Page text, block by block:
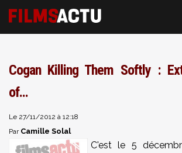
Cogan Killing Them Softly :
of...
Le 27/11/2012 à 12:18
Par Camille Solal
C'est le 5